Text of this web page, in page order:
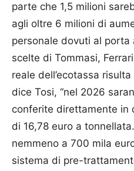
parte che 1,5 milioni
agli oltre 6 milioni di
personale dovuti al porta
scelte di Tommasi,
reale dell’ecotassa
dice Tosi, “nel 2026
conferite direttamente in
di 16,78 euro a
nemmeno a 700 mila
sistema di pre-